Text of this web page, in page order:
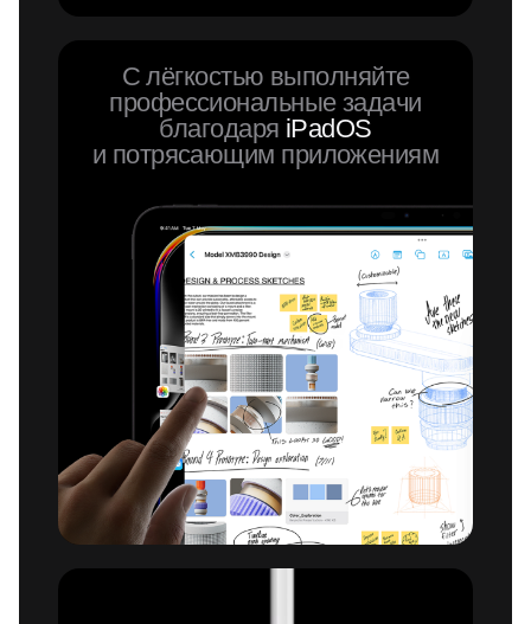
С лёгкостью выполняйте
профессиональные задачи
благодаря iPadOS
и потрясающим приложениям